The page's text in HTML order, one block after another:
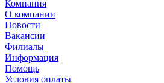
Компания
О компании
Новости
Вакансии
Филиалы
Информация
Помощь
Условия оплаты